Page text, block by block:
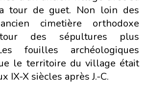
tour de guet. Non loin des
cimetière orthodoxe
des sépultures plus
fouilles archéologiques
le territoire du village était
IX-X siècles après J.-C.